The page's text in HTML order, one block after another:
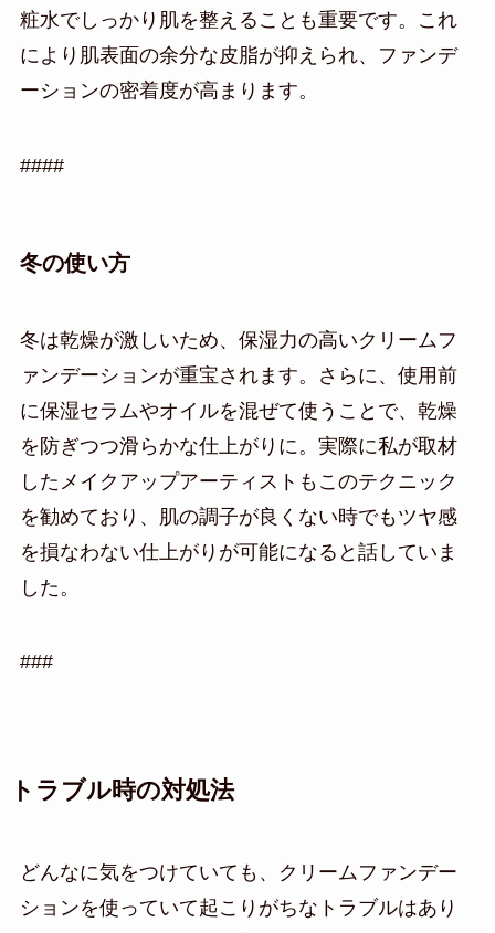
粧水でしっかり肌を整えることも重要です。これ
により肌表面の余分な皮脂が抑えられ、ファンデ
ーションの密着度が高まります。
####
冬の使い方
冬は乾燥が激しいため、保湿力の高いクリームフ
ァンデーションが重宝されます。さらに、使用前
に保湿セラムやオイルを混ぜて使うことで、乾燥
を防ぎつつ滑らかな仕上がりに。実際に私が取材
したメイクアップアーティストもこのテクニック
を勧めており、肌の調子が良くない時でもツヤ感
を損なわない仕上がりが可能になると話していま
した。
###
トラブル時の対処法
どんなに気をつけていても、クリームファンデー
ションを使っていて起こりがちなトラブルはあり